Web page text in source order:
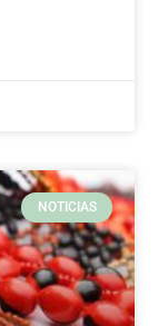
NOTICIAS